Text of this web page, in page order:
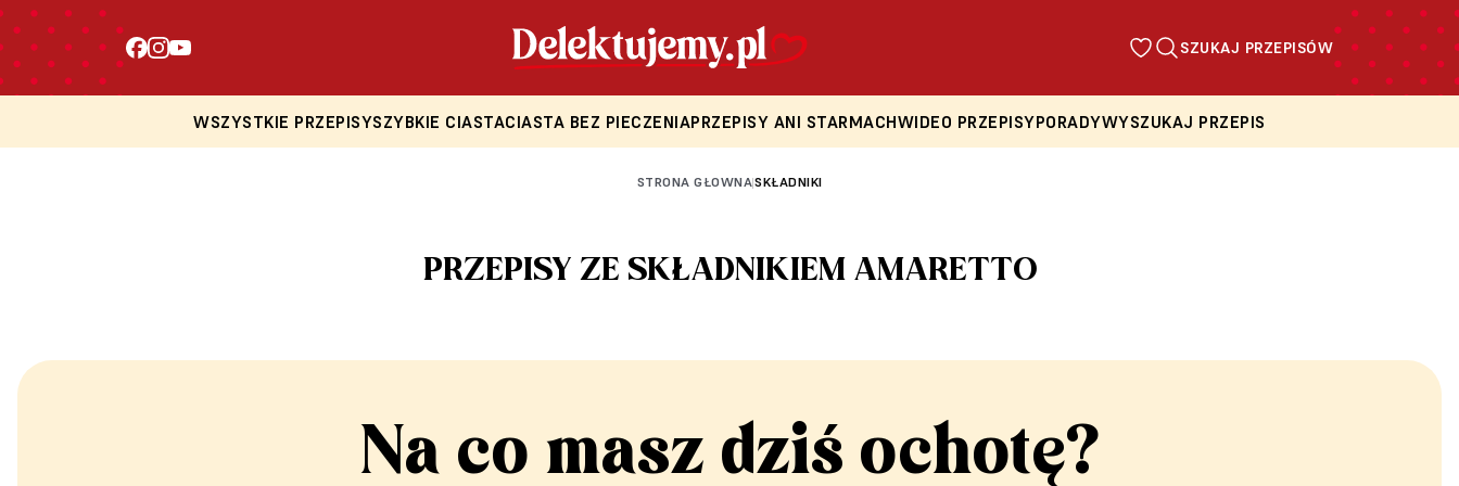
SZUKAJ PRZEPISÓW
WSZYSTKIE PRZEPISYSZYBKIE CIASTACIASTA BEZ PIECZENIAPRZEPISY ANI STARMACHWIDEO PRZEPISYPORADYWYSZUKAJ PRZEPIS
STRONA GŁOWNA|SKŁADNIKI
PRZEPISY ZE SKŁADNIKIEM AMARETTO
Na co masz dziś ochotę?